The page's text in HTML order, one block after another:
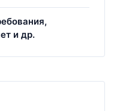
и др.